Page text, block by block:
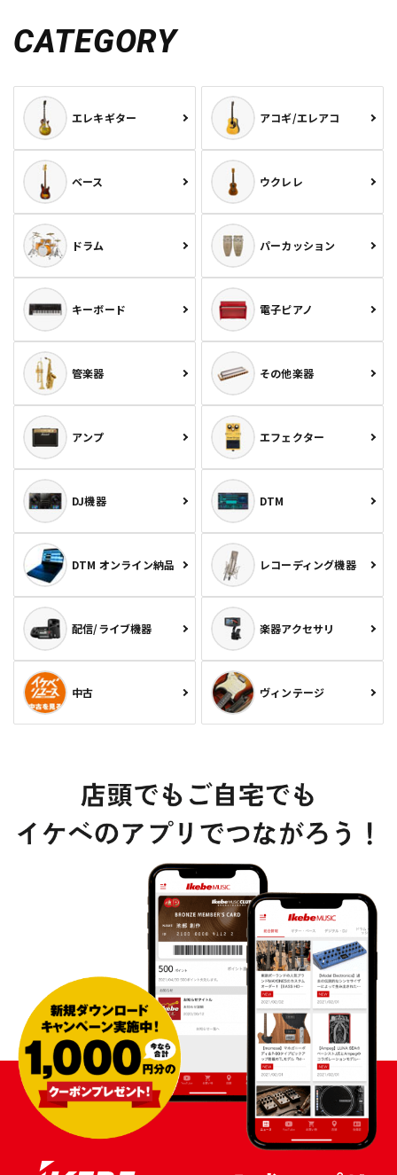
CATEGORY
エレキギター アコギ/エレアコ
ベース ウクレレ
ドラム パーカッション
キーボード 電子ピアノ
管楽器 その他楽器
アンプ エフェクター
DJ機器 DTM
DTM オンライン納品 レコーディング機器
配信/ライブ機器 楽器アクセサリ
中古 ヴィンテージ